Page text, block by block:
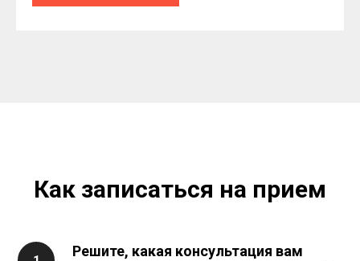
Как записаться на прием
Решите, какая консультация вам